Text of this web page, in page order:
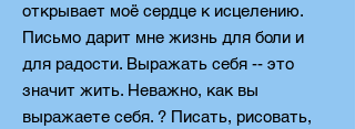
открывает моё сердце к исцелению.
Письмо дарит мне жизнь для боли и
для радости. Выражать себя -- это
значит жить. Неважно, как вы
выражаете себя. ? Писать, рисовать,